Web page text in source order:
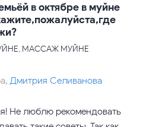
в октябре в муйне
МАССАЖ МУЙНЕ
Дмитрия Селиванова
Не люблю рекомендовать